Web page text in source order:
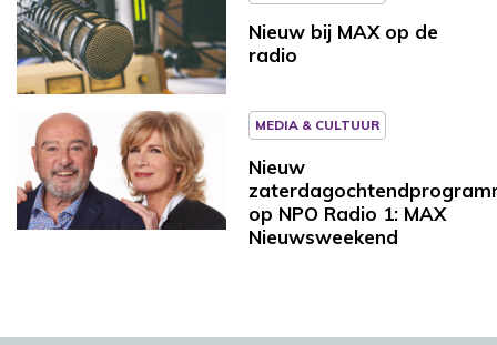
Nieuw bij MAX op de
radio
MEDIA & CULTUUR
Nieuw
op NPO Radio 1: MAX
Nieuwsweekend